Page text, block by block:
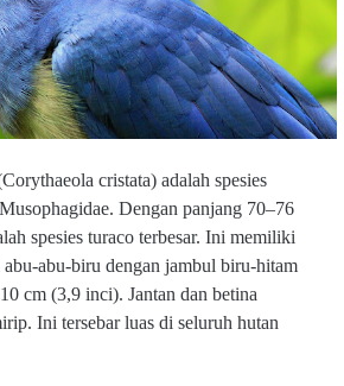
cristata) adalah spesies
Dengan panjang 70–76
spesies turaco terbesar. Ini memiliki
abu-biru dengan jambul biru-hitam
cm (3,9 inci). Jantan dan betina
Ini tersebar luas di seluruh hutan